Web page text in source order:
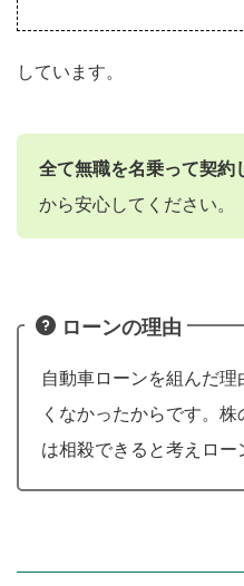
しています。
全て無職を名乗って契約
から安心してください。
ローンの理由
自動車ローンを組んだ
くなかったからです。
は相殺できると考えロー